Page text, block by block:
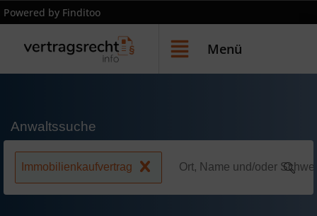
Powered by Finditoo
Menü
Anwaltssuche
Immobilienkaufvertrag